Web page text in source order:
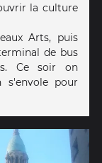
la culture
Arts, puis
de bus
Ce soir on
s'envole pour